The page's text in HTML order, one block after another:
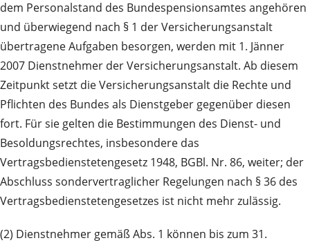
dem Personalstand des Bundes­pensionsamtes angehören
und überwiegend nach § 1 der Versicherungsanstalt
übertragene Aufgaben besorgen, werden mit 1. Jänner
2007 Dienstnehmer der Versicherungsanstalt. Ab diesem
Zeitpunkt setzt die Versicherungsanstalt die Rechte und
Pflichten des Bundes als Dienstgeber gegenüber diesen
fort. Für sie gelten die Bestimmungen des Dienst- und
Besoldungsrechtes, insbesondere das
Vertragsbediensteten­gesetz 1948, BGBl. Nr. 86, weiter; der
Abschluss sondervertraglicher Regelungen nach § 36 des
Vertragsbedienstetengesetzes ist nicht mehr zulässig.
(2) Dienstnehmer gemäß Abs. 1 können bis zum 31.